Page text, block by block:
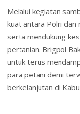
Melalui kegiatan
kuat antara Polri dan
serta mendukung
pertanian. Brigpol
untuk terus
para petani demi
berkelanjutan di